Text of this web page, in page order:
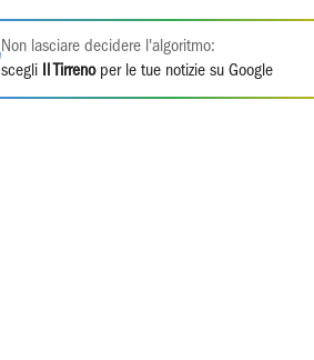
Non lasciare decidere l'algoritmo:
scegli
Il Tirrenoper le tue notizie su Google